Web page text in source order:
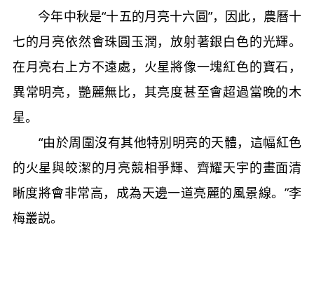
今年中秋是“十五的月亮十六圓”，因此，農曆十
七的月亮依然會珠圓玉潤，放射著銀白色的光輝。
在月亮右上方不遠處，火星將像一塊紅色的寶石，
異常明亮，艷麗無比，其亮度甚至會超過當晚的木
星。
“由於周圍沒有其他特別明亮的天體，這幅紅色
的火星與皎潔的月亮競相爭輝、齊耀天宇的畫面清
晰度將會非常高，成為天邊一道亮麗的風景線。”李
梅叢説。